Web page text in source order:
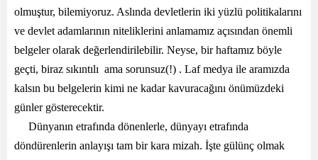
olmuştur, bilemiyoruz. Aslında devletlerin iki yüzlü politikalarını
ve devlet adamlarının niteliklerini anlamamız açısından önemli
belgeler olarak değerlendirilebilir. Neyse, bir haftamız böyle
geçti, biraz sıkıntılı ama sorunsuz(!) . Laf medya ile aramızda
kalsın bu belgelerin kimi ne kadar kavuracağını önümüzdeki
günler gösterecektir.
Dünyanın etrafında dönenlerle, dünyayı etrafında
döndürenlerin anlayışı tam bir kara mizah. İşte gülünç olmak